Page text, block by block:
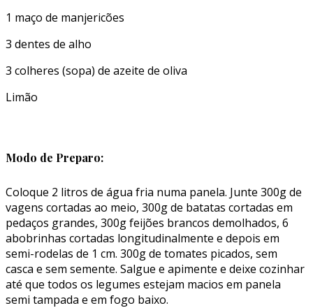
1 maço de manjericões
3 dentes de alho
3 colheres (sopa) de azeite de oliva
Limão
Modo de Preparo:
Coloque 2 litros de água fria numa panela. Junte 300g de
vagens cortadas ao meio, 300g de batatas cortadas em
pedaços grandes, 300g feijões brancos demolhados, 6
abobrinhas cortadas longitudinalmente e depois em
semi-rodelas de 1 cm. 300g de tomates picados, sem
casca e sem semente. Salgue e apimente e deixe cozinhar
até que todos os legumes estejam macios em panela
semi­ tampada e em fogo baixo.